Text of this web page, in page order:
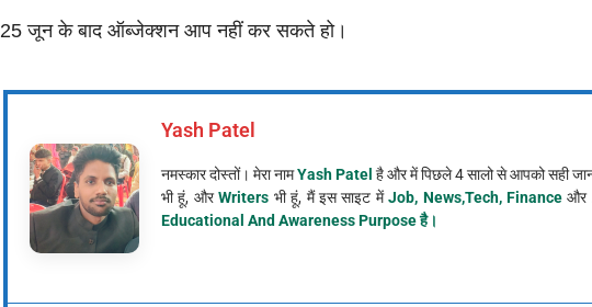
25 जून के बाद ऑब्जेक्शन आप नहीं कर सकते हो।
Yash Patel
नमस्कार दोस्तों। मेरा नामYash Patel है और में पिछले 4 सालो से आपको सही
भी हूं, औरWriters भी हूं, मैं इस साइट मेंJob, News,Tech, Finance और
Educational And Awareness Purpose है।